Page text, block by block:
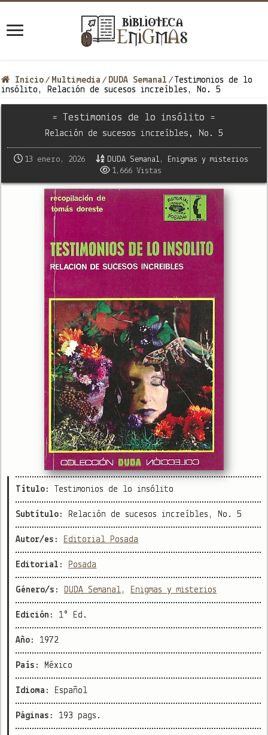
Inicio / Multimedia / DUDA Semanal /
Testimonios de lo
insólito, Relación de sucesos increíbles, No. 5
= Testimonios de lo insólito =
Relación de sucesos increíbles, No. 5
13 enero, 2026 DUDA Semanal,
Enigmas y misterios
1,666 Vistas
Título: Testimonios de lo insólito
Subtítulo: Relación de sucesos increíbles, No. 5
Autor/es: Editorial Posada
Editorial: Posada
Género/s: DUDA Semanal, Enigmas y misterios
Edición: 1° Ed.
Año: 1972
País: México
Idioma: Español
Páginas: 193 pags.